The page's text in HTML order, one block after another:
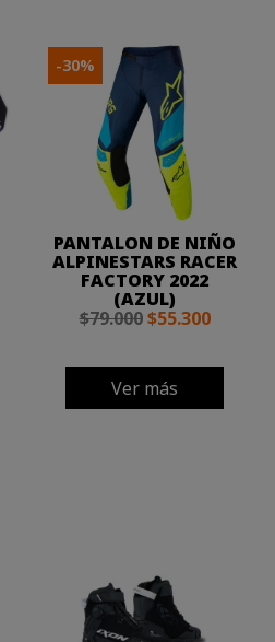
PANTALON DE NIÑO
ALPINESTARS RACER
FACTORY 2022
(AZUL)
$79.000 $55.300
Ver más
-30%